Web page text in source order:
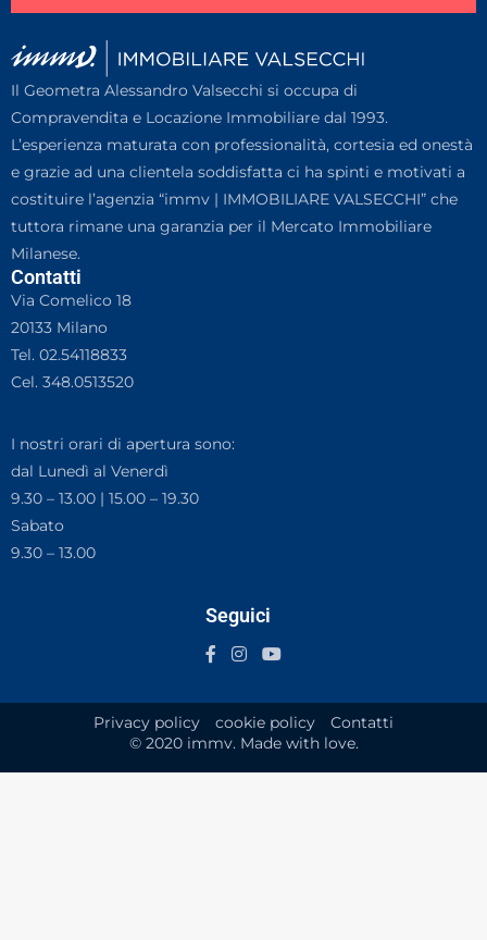
Il Geometra Alessandro Valsecchi si occupa di
Compravendita e Locazione Immobiliare dal 1993.
L’esperienza maturata con professionalità, cortesia ed onestà
e grazie ad una clientela soddisfatta ci ha spinti e motivati a
costituire l’agenzia “immv | IMMOBILIARE VALSECCHI” che
tuttora rimane una garanzia per il Mercato Immobiliare
Milanese.
Contatti
Via Comelico 18
20133 Milano
Tel. 02.54118833
Cel. 348.0513520
I nostri orari di apertura sono:
dal Lunedì al Venerdì
9.30 – 13.00 | 15.00 – 19.30
Sabato
9.30 – 13.00
Seguici
Privacy policy cookie policy
Contatti
© 2020 immv. Made with love.